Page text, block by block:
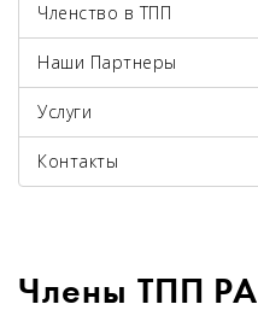
Членство в ТПП
Наши Партнеры
Услуги
Контакты
Члены ТПП РА